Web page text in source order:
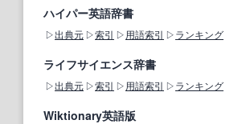
ハイパー英語辞書
出典元 索引 用語索引 ランキング
ライフサイエンス辞書
出典元 索引 用語索引 ランキング
Wiktionary英語版